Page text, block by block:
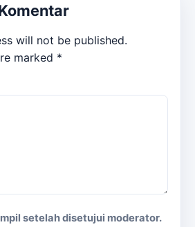
will not be published.
marked *
setelah disetujui moderator.